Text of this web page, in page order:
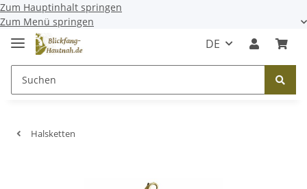
Zum Hauptinhalt springen
Zum Menü springen
DE
Halsketten